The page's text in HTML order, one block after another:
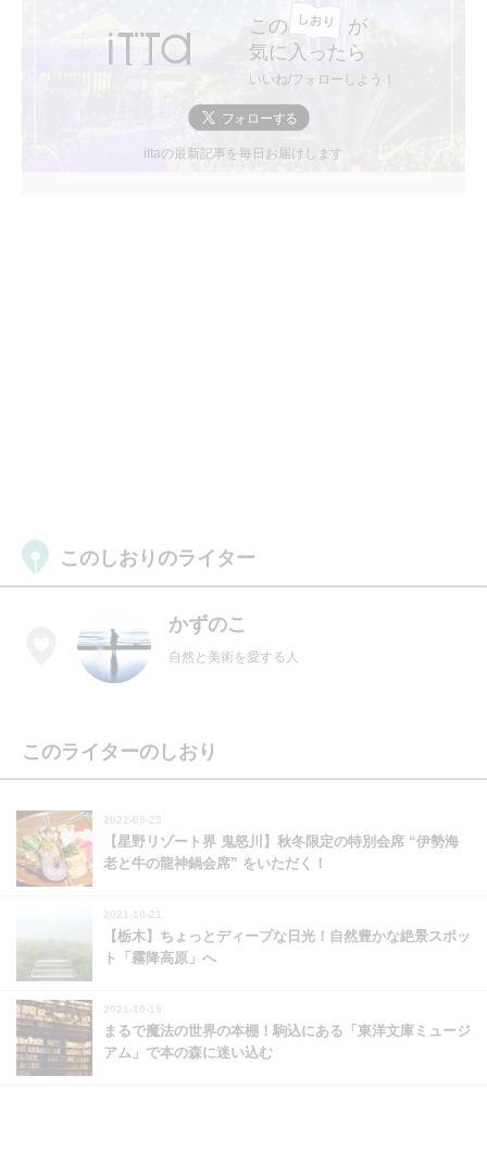
この
が
気に入ったら
いいね/フォローしよう！
ittaの最新記事を毎日お届けします
このしおりのライター
かずのこ
自然と美術を愛する人
このライターのしおり
2022-09-25
【星野リゾート界 鬼怒川】秋冬限定の特別会席 “伊勢海
老と牛の龍神鍋会席” をいただく！
2021-10-21
【栃木】ちょっとディープな日光！自然豊かな絶景スポッ
ト「霧降高原」へ
2021-10-19
まるで魔法の世界の本棚！駒込にある「東洋文庫ミュージ
アム」で本の森に迷い込む